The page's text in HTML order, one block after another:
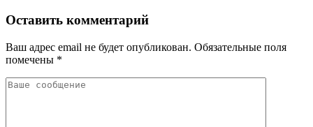
Оставить комментарий
Ваш адрес email не будет опубликован. Обязательные поля
помечены *